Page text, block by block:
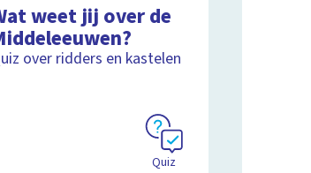
weet jij over de
over ridders en kastelen
Quiz